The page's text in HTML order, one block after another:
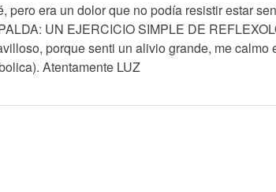
era un dolor que no podía resistir estar
UN EJERCICIO SIMPLE DE
porque senti un alivio grande, me calmo
Atentamente LUZ